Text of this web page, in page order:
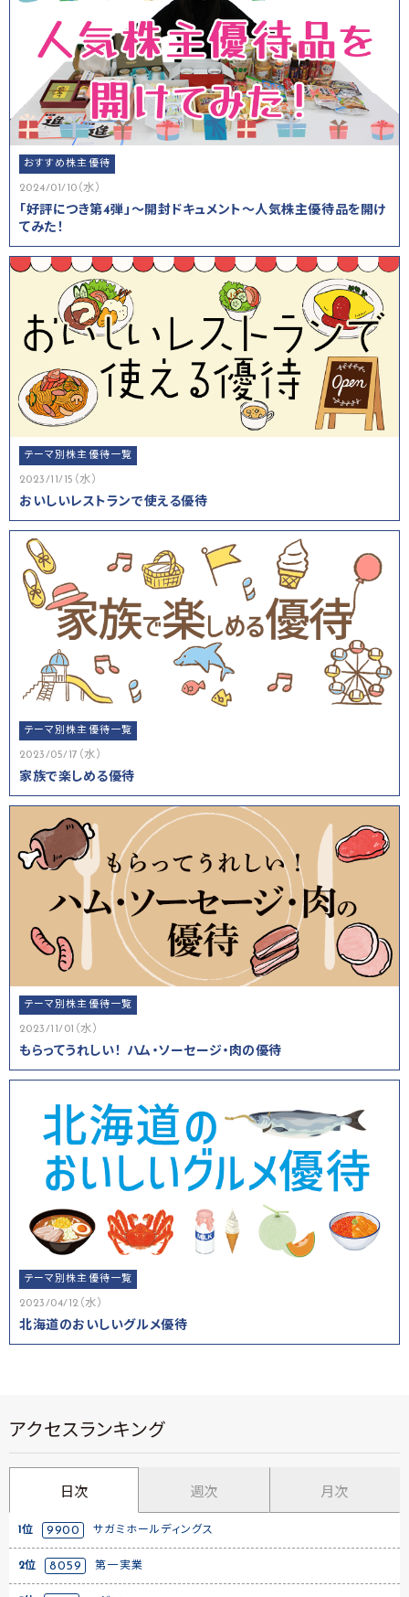
おすすめ株主優待
2024/01/10（水）
「好評につき第4弾」～開封ドキュメント～人気株主優待品を開け
てみた！
テーマ別株主優待一覧
2023/11/15（水）
おいしいレストランで使える優待
テーマ別株主優待一覧
2023/05/17（水）
家族で楽しめる優待
テーマ別株主優待一覧
2023/11/01（水）
もらってうれしい！ ハム・ソーセージ・肉の優待
テーマ別株主優待一覧
2023/04/12（水）
北海道のおいしいグルメ優待
アクセスランキング
日次 週次 月次
1位 9900 サガミホールディングス
2位 8059 第一実業